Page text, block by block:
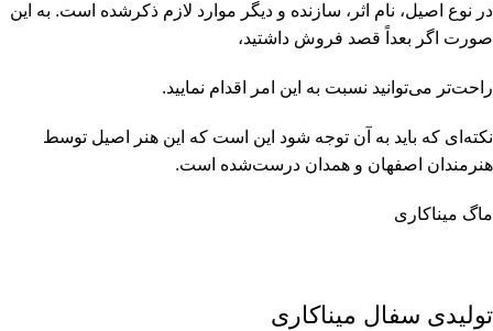
در نوع اصیل، نام اثر، سازنده و دیگر موارد لازم ذکرشده است. به این
صورت اگر بعداً قصد فروش داشتید،
راحت‌تر می‌توانید نسبت به این امر اقدام نمایید.
نکته‌ای که باید به آن توجه شود این است که این هنر اصیل توسط
هنرمندان اصفهان و همدان درست‌شده است.
ماگ میناکاری
تولیدی سفال میناکاری